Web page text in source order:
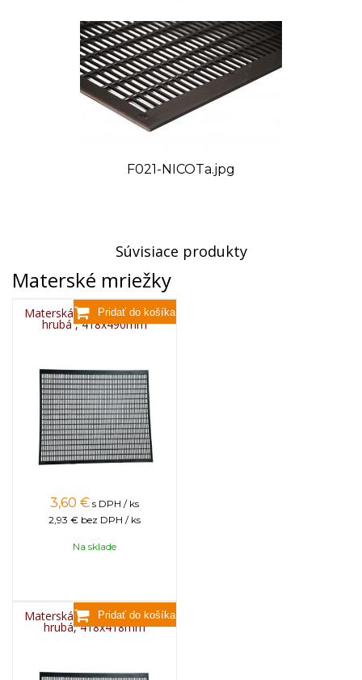
F021-NICOTa.jpg
Súvisiace produkty
Materské mriežky
Materská mriežka plastová
hrubá , 418x490mm
3,60 € s DPH / ks
2,93 € bez DPH / ks
Na sklade
Materská mriežka plastová
hrubá, 418x418mm